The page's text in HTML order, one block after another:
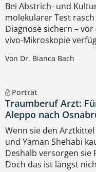
Bei Abstrich- und
molekularer Test
Diagnose sichern –
vivo-Mikroskopie
Von Dr. Bianca Bach
Porträt
Traumberuf Arzt:
Aleppo nach
Wenn sie den
und Yaman Shehabi
Deshalb versorgen sie
Doch das ist längst